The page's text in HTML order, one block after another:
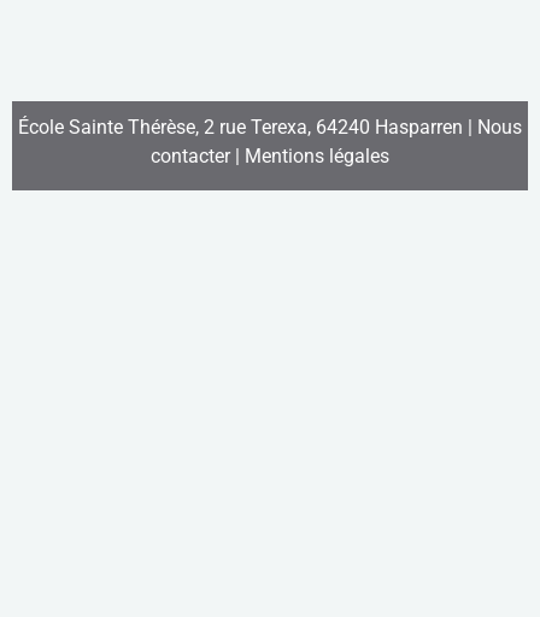
École Sainte Thérèse, 2 rue Terexa, 64240 Hasparren | Nous
contacter | Mentions légales